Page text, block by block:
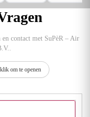
contact met SuPèR – Air
om te openen